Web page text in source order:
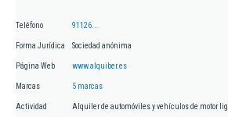
Teléfono 91126...
Forma Jurídica Sociedad anónima
Página Web www.alquiber.es
Marcas 5 marcas
Actividad Alquiler de automóviles y vehículos de motor